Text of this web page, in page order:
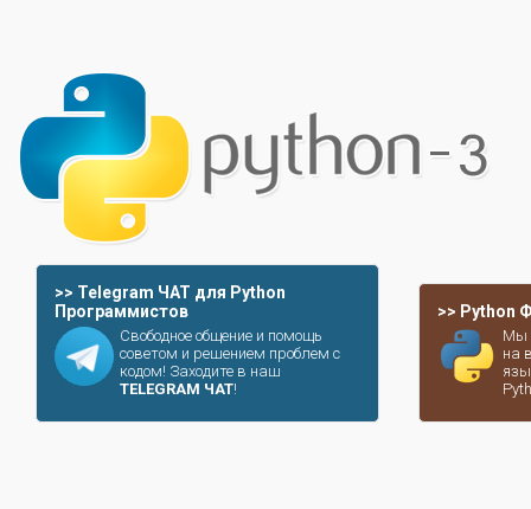
>> Telegram ЧАТ для Python
Программистов
Свободное общение и помощь
советом и решением проблем с
кодом! Заходите в наш
TELEGRAM ЧАТ!
>> Python
Мы
на